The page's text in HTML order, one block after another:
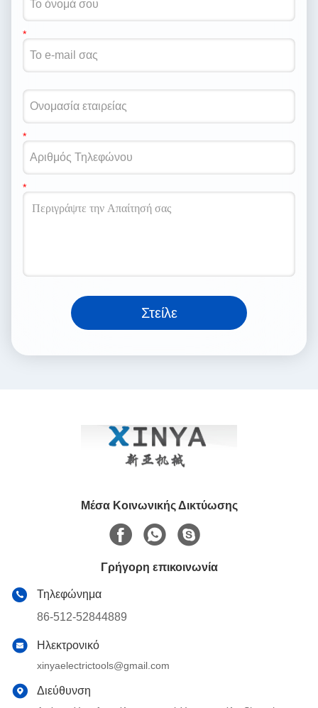
Στείλε
Μέσα Κοινωνικής Δικτύωσης
Γρήγορη επικοινωνία
Τηλεφώνημα
86-512-52844889
Ηλεκτρονικό
xinyaelectrictools@gmail.com
Διεύθυνση